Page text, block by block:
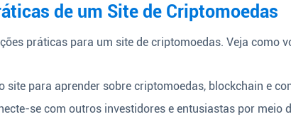
de um Site de Criptomoedas
práticas para um site de criptomoedas. Veja como
site para aprender sobre criptomoedas, blockchain e
se com outros investidores e entusiastas por meio